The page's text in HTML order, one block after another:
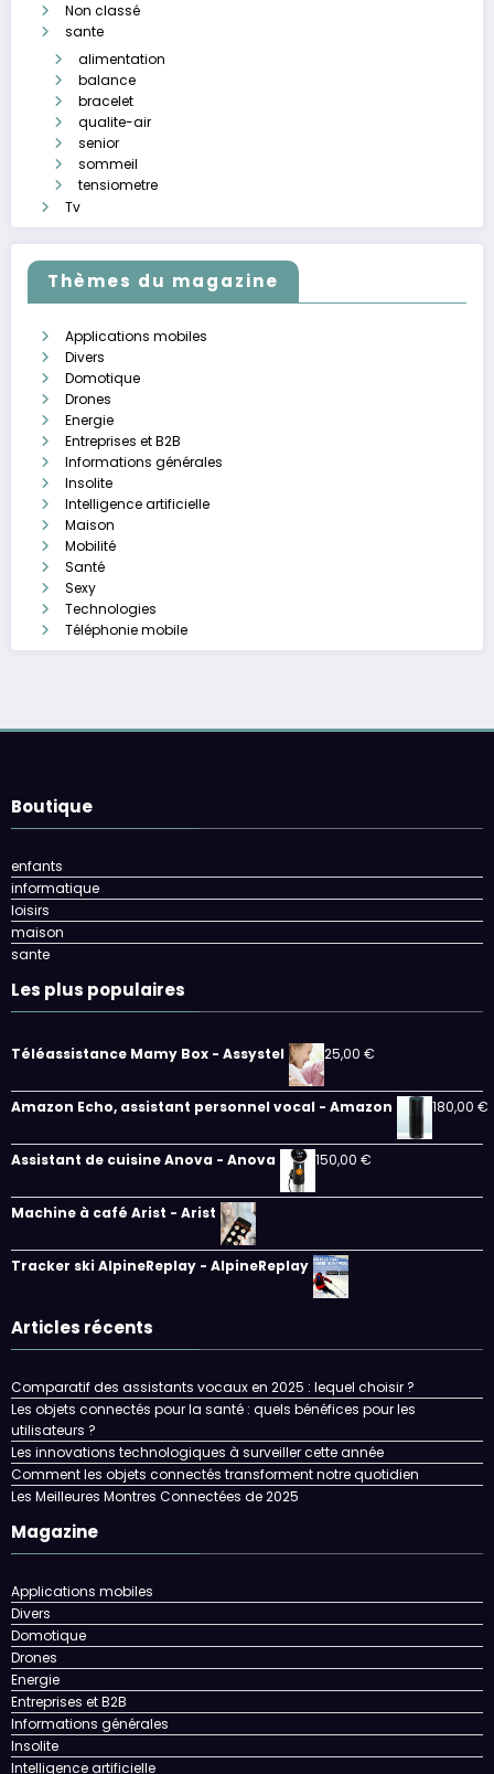
Non classé
sante
alimentation
balance
bracelet
qualite-air
senior
sommeil
tensiometre
Tv
Thèmes du magazine
Applications mobiles
Divers
Domotique
Drones
Energie
Entreprises et B2B
Informations générales
Insolite
Intelligence artificielle
Maison
Mobilité
Santé
Sexy
Technologies
Téléphonie mobile
Boutique
enfants
informatique
loisirs
maison
sante
Les plus populaires
Téléassistance Mamy Box - Assystel 25,00 €
Amazon Echo, assistant personnel vocal - Amazon 180,00 €
Assistant de cuisine Anova - Anova 150,00 €
Machine à café Arist - Arist
Tracker ski AlpineReplay - AlpineReplay
Articles récents
Comparatif des assistants vocaux en 2025 : lequel choisir ?
Les objets connectés pour la santé : quels bénéfices pour les
utilisateurs ?
Les innovations technologiques à surveiller cette année
Comment les objets connectés transforment notre quotidien
Les Meilleures Montres Connectées de 2025
Magazine
Applications mobiles
Divers
Domotique
Drones
Energie
Entreprises et B2B
Informations générales
Insolite
Intelligence artificielle